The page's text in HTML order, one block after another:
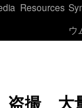
Resources
ウ
撮 大